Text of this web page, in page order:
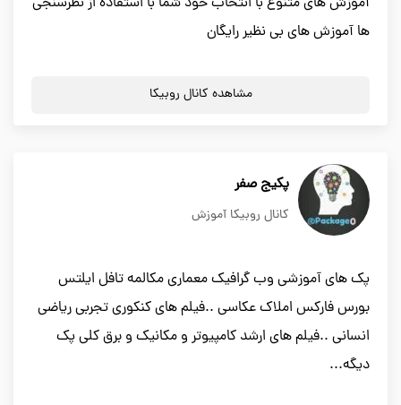
ها آموزش های بی نظیر رایگان
مشاهده کانال روبیکا
پکیج صفر
کانال روبیکا آموزش
پک های آموزشی وب گرافیک معماری مکالمه تافل ایلتس
بورس فارکس املاک عکاسی ..فیلم های کنکوری تجربی ریاضی
انسانی ..فیلم های ارشد کامپیوتر و مکانیک و برق کلی پک
دیگه...